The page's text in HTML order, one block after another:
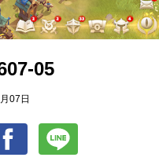
05
07日